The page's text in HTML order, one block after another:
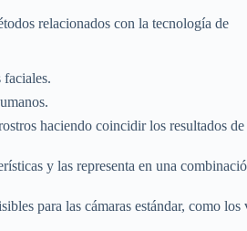
relacionados con la tecnología de
haciendo coincidir los resultados de
y las representa en una
para las cámaras estándar, como los